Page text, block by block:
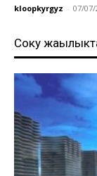
kloopkyrgyz - 07/07/
Соңку